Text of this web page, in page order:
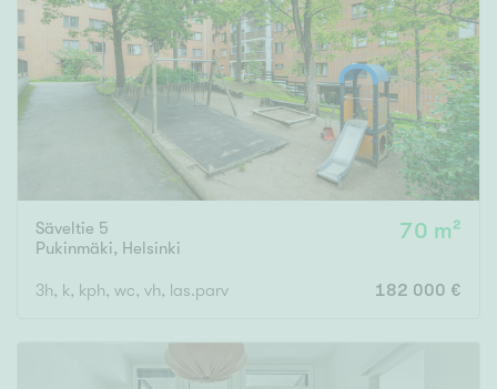
Säveltie 5
Pukinmäki, Helsinki
70 m²
3h, k, kph, wc, vh, las.parv 182 000 €